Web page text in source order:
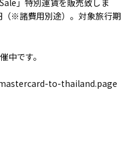
」特別運賃を販売致しま
※諸費用別途）。対象旅行期
中です。
to-thailand.page